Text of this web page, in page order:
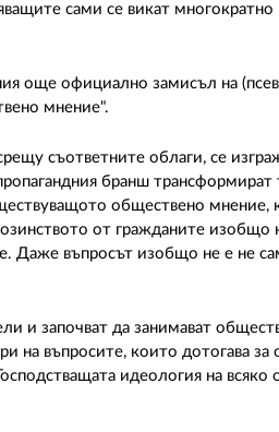
сами се викат многократно
още официално замисъл на
мнение".
съответните облаги, се
бранш
обществено
от гражданите изобщо
Даже въпросът изобщо не е не
и започват да занимават
на въпросите, които дотогава
идеология на всяко